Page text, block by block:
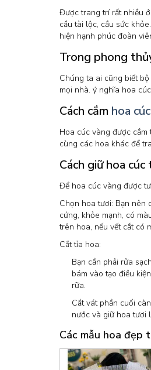
Được trang trí rất nhiều
cầu tài lộc, cầu sức
hiện hạnh phúc đoàn
Trong phong
Chúng ta ai cũng biết
mọi nhà. ý nghĩa hoa
Cách cắm hoa
Hoa cúc vàng được
cùng các hoa khác để
Cách giữ hoa cúc
Để hoa cúc vàng được
Chọn hoa tươi: Bạn nên
cứng, khỏe mạnh, có
trên hoa, nếu vết cắt có
Cắt tỉa hoa:
Bạn cần phải rửa
bám vào tạo điều
rữa.
Cắt vát phần cuối
nước và giữ hoa tươi
Các mẫu hoa đẹp